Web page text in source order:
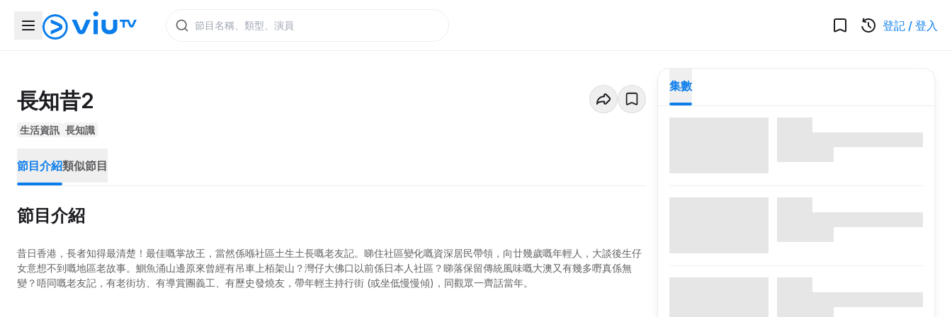
登記 / 登入
長知昔2
生活資訊 長知識
節目介紹類似節目
節目介紹
昔日香港，長者知得最清楚！最佳嘅掌故王，當然係喺社區土生土長嘅老友記。睇住社區變化嘅資深居民帶領，向廿幾歲嘅年輕人，大談後生仔
女意想不到嘅地區老故事。鰂魚涌山邊原來曾經有吊車上栢架山？灣仔大佛口以前係日本人社區？睇落保留傳統風味嘅大澳又有幾多嘢真係無
變？唔同嘅老友記，有老街坊、有導賞團義工、有歷史發燒友，帶年輕主持行街 (或坐低慢慢傾)，同觀眾一齊話當年。
集數